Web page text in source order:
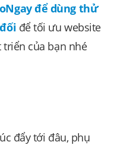
để dùng thử
để tối ưu website
của bạn nhé
đẩy tới đâu, phụ